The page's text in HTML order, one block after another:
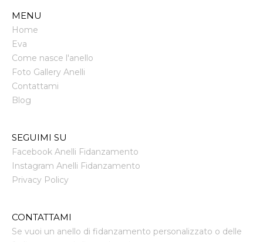
MENU
Home
Eva
Come nasce l'anello
Foto Gallery Anelli
Contattami
Blog
SEGUIMI SU
Facebook Anelli Fidanzamento
Instagram Anelli Fidanzamento
Privacy Policy
CONTATTAMI
Se vuoi un anello di fidanzamento personalizzato o delle